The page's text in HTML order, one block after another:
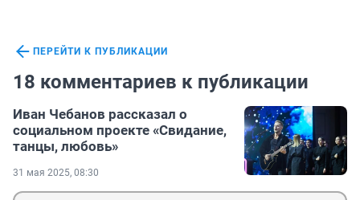
ПЕРЕЙТИ К ПУБЛИКАЦИИ
18 комментариев к публикации
Иван Чебанов рассказал о
социальном проекте «Свидание,
танцы, любовь»
31 мая 2025, 08:30